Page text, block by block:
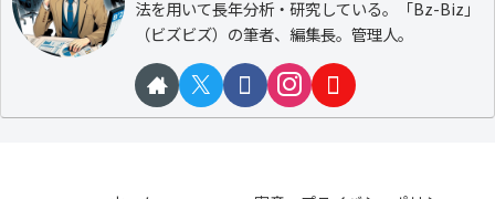
法を用いて長年分析・研究している。「Bz-Biz」
（ビズビズ）の筆者、編集長。管理人。